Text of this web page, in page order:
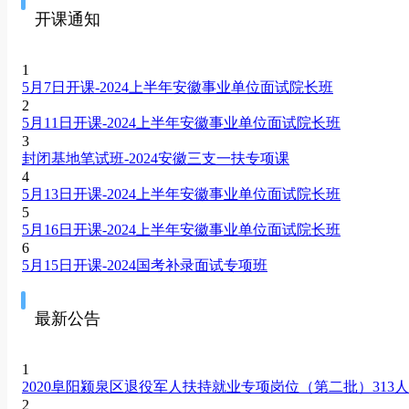
开课通知
1
5月7日开课-2024上半年安徽事业单位面试院长班
2
5月11日开课-2024上半年安徽事业单位面试院长班
3
封闭基地笔试班-2024安徽三支一扶专项课
4
5月13日开课-2024上半年安徽事业单位面试院长班
5
5月16日开课-2024上半年安徽事业单位面试院长班
6
5月15日开课-2024国考补录面试专项班
最新公告
1
2020阜阳颍泉区退役军人扶持就业专项岗位（第二批）313
2